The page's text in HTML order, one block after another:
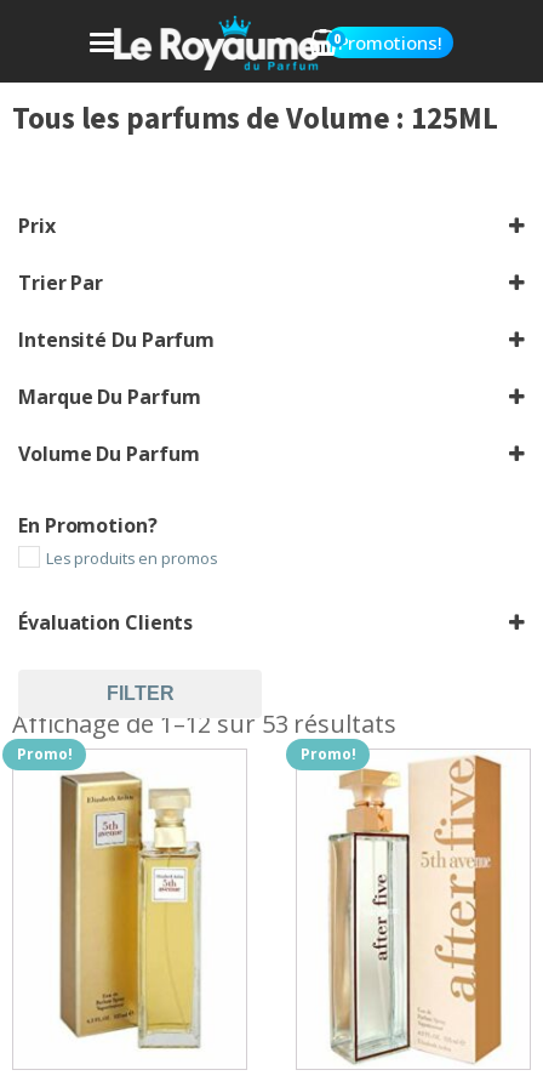
0Promotions!
Tous les parfums deVolume : 125ML
Prix
Trier Par
Intensité Du Parfum
Marque Du Parfum
Volume Du Parfum
En Promotion?
Les produits en promos
Évaluation Clients
FILTER
Affichage de 1–12 sur 53 résultats
Promo!
Ce
produit
plusieurs
choisies
sur
Promo!